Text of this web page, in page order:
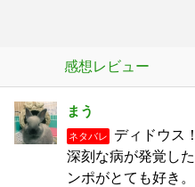
感想レビュー
まう
ネタバレ
ディドウス
深刻な病が発覚し
ンポがとても好き